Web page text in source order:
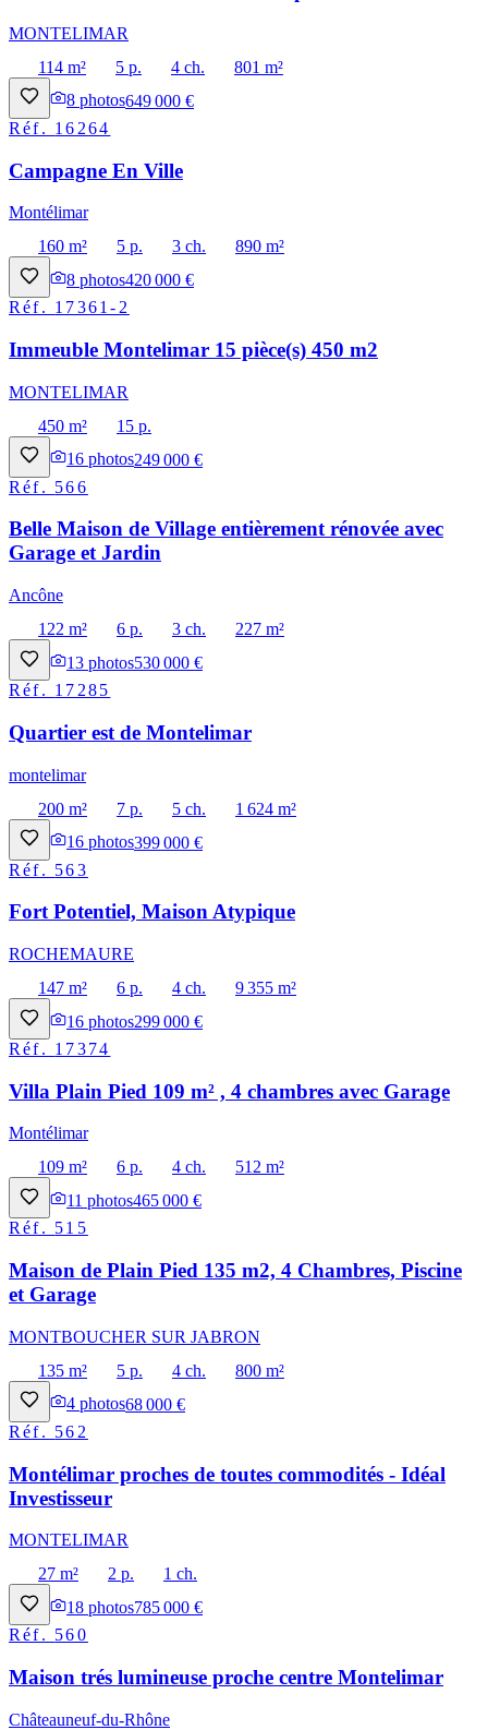
MONTELIMAR
114 m²
5 p. 4 ch.
801 m²
8 photos649 000 €
Réf. 16264
Campagne En Ville
Montélimar
160 m²
5 p. 3 ch.
890 m²
8 photos420 000 €
Réf. 17361-2
Immeuble Montelimar 15 pièce(s) 450 m2
MONTELIMAR
450 m²
15 p.
16 photos249 000 €
Réf. 566
Belle Maison de Village entièrement rénovée avec
Garage et Jardin
Ancône
122 m²
6 p. 3 ch.
227 m²
13 photos530 000 €
Réf. 17285
Quartier est de Montelimar
montelimar
200 m²
7 p. 5 ch.
1 624 m²
16 photos399 000 €
Réf. 563
Fort Potentiel, Maison Atypique
ROCHEMAURE
147 m²
6 p. 4 ch.
9 355 m²
16 photos299 000 €
Réf. 17374
Villa Plain Pied 109 m² , 4 chambres avec Garage
Montélimar
109 m²
6 p. 4 ch.
512 m²
11 photos465 000 €
Réf. 515
Maison de Plain Pied 135 m2, 4 Chambres, Piscine
et Garage
MONTBOUCHER SUR JABRON
135 m²
5 p. 4 ch.
800 m²
4 photos68 000 €
Réf. 562
Montélimar proches de toutes commodités - Idéal
Investisseur
MONTELIMAR
27 m²
2 p.
1 ch.
18 photos785 000 €
Réf. 560
Maison trés lumineuse proche centre Montelimar
Châteauneuf-du-Rhône